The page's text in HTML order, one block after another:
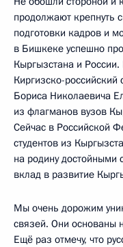
продолжают крепнуть
подготовки кадров и
в Бишкеке успешно
Кыргызстана и
Киргизско-российский
Бориса Николаевича
из флагманов вузов
Сейчас в Российской
студентов из
на родину достойными
вклад в развитие
Мы очень дорожим
связей. Они основаны
Ещё раз отмечу, что